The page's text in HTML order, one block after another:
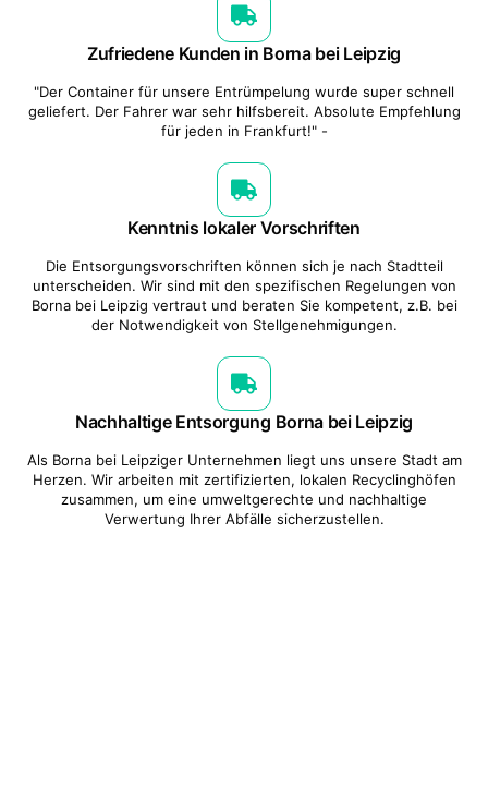
Zufriedene Kunden in Borna bei Leipzig
"Der Container für unsere Entrümpelung wurde super schnell
geliefert. Der Fahrer war sehr hilfsbereit. Absolute Empfehlung
für jeden in Frankfurt!" -
Kenntnis lokaler Vorschriften
Die Entsorgungsvorschriften können sich je nach Stadtteil
unterscheiden. Wir sind mit den spezifischen Regelungen von
Borna bei Leipzig vertraut und beraten Sie kompetent, z.B. bei
der Notwendigkeit von Stellgenehmigungen.
Nachhaltige Entsorgung Borna bei Leipzig
Als Borna bei Leipziger Unternehmen liegt uns unsere Stadt am
Herzen. Wir arbeiten mit zertifizierten, lokalen Recyclinghöfen
zusammen, um eine umweltgerechte und nachhaltige
Verwertung Ihrer Abfälle sicherzustellen.